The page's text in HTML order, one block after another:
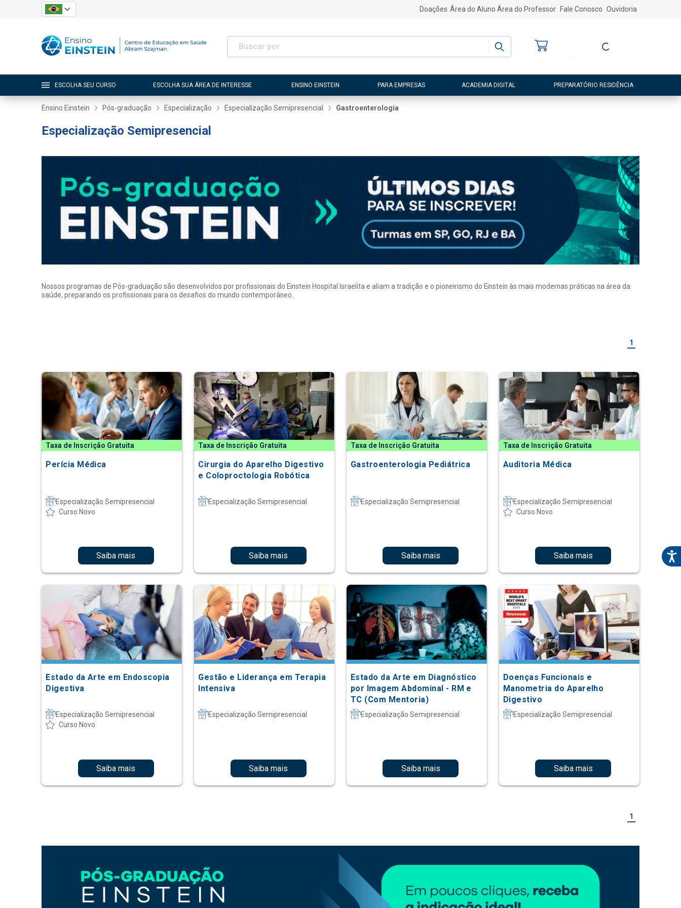
Doações Área do Aluno Área do Professor Fale Conosco Ouvidoria
Entre ou Cadastre-
ESCOLHA SEU CURSO ESCOLHA SUA ÁREA DE INTERESSE ENSINO EINSTEIN PARA EMPRESAS ACADEMIA DIGITAL PREPARATÓRIO RESIDÊNCIA
Ensino Einstein Pós-graduação Especialização Especialização Semipresencial Gastroenterologia
Especialização Semipresencial
Nossos programas de Pós-graduação são desenvolvidos por profissionais do Einstein Hospital Israelita e aliam a tradição e o pioneirismo do Einstein às mais modernas práticas na área da
saúde, preparando os profissionais para os desafios do mundo contemporâneo.
1
Taxa de Inscrição Gratuita
Perícia Médica
Especialização Semipresencial
Curso Novo
Saiba mais
Taxa de Inscrição Gratuita
Cirurgia do Aparelho Digestivo
e Coloproctologia Robótica
Especialização Semipresencial
Saiba mais
Taxa de Inscrição Gratuita
Gastroenterologia Pediátrica
Especialização Semipresencial
Saiba mais
Taxa de Inscrição Gratuita
Auditoria Médica
Especialização Semipresencial
Curso Novo
Saiba mais
Estado da Arte em Endoscopia
Digestiva
Especialização Semipresencial
Curso Novo
Saiba mais
Gestão e Liderança em Terapia
Intensiva
Especialização Semipresencial
Saiba mais
Estado da Arte em Diagnóstico
por Imagem Abdominal - RM e
TC (Com Mentoria)
Especialização Semipresencial
Saiba mais
Doenças Funcionais e
Manometria do Aparelho
Digestivo
Especialização Semipresencial
Saiba mais
1